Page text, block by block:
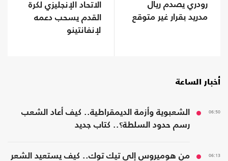
رودري يصدم ريال
مدريد بقرار غير متوقع
الاتحاد الإنجليزي لكرة
القدم يسحب دعمه
لإنفانتينو
أخبار الساعة
06:50
الشعبوية وأزمة الديمقراطية.. كيف أعاد الشعب
رسم حدود السلطة؟.. كتاب جديد
06:13
من هوميروس إلى تيك توك.. كيف يستعيد الشعر